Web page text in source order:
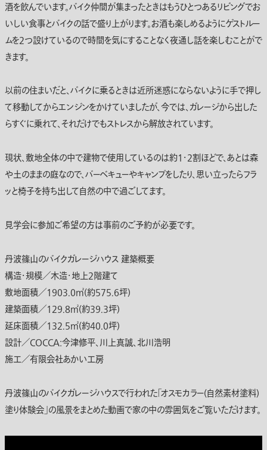
酒を飲んでいます。バイク仲間が集まったときはもうひとつあるリビングでお
いしい食事とバイクの話で盛り上がります。お酒も楽しめるようにゲストルー
ムを2つ設けているので時間を気にすることなく夜通し話を楽しむことがで
きます。
以前の住まいだと、バイクに乗るときは近所迷惑にならないように手で押し
て移動してからエンジンをかけていましたが、今では、ガレージから出した
らすぐに乗れて、それだけでもストレスから解放されています。
現状、敷地全体の中で建物で使用しているのは約1・2割ほどで、あとは森
や土のままの庭なので、バーベキューやキャンプをしたり、思い立ったらフラ
ッと椅子を持ち出して自然の中で過ごしてます。
見学会に参加ご希望の方は事前のご予約が必要です。
丹波篠山のバイクガレージハウス 建築概要
構造・規模／木造・地上2階建て
敷地面積／1903.0㎡(約575.6坪)
建築面積／129.8㎡(約39.3坪)
延床面積／132.5㎡(約40.0坪)
設計／COCCA:今津修平、川上真誠、北川浩明
施工／有限会社あかい工房
丹波篠山のバイクガレージハウスで行われた「オスモカラー(自然素材塗料)
塗り体験会」の風景をまとめた動画で家の中の雰囲気をご覧いただけます。